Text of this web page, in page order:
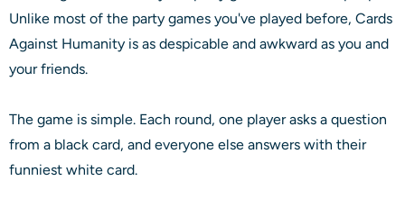
Unlike most of the party games you've played before, Cards
Against Humanity is as despicable and awkward as you and
your friends.
The game is simple. Each round, one player asks a question
from a black card, and everyone else answers with their
funniest white card.